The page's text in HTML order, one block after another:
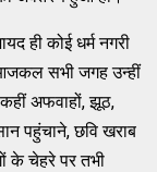
ही कोई धर्म नगरी
आजकल सभी जगह उन्हीं
अफवाहों, झूठ,
पहुंचाने, छवि खराब
के चेहरे पर तभी